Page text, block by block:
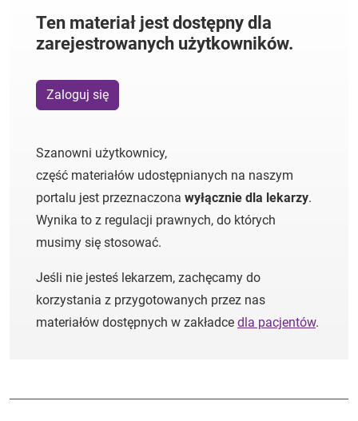
Ten materiał jest dostępny dla
zarejestrowanych użytkowników.
Zaloguj się
Szanowni użytkownicy,
część materiałów udostępnianych na naszym
portalu jest przeznaczona wyłącznie dla lekarzy.
Wynika to z regulacji prawnych, do których
musimy się stosować.
Jeśli nie jesteś lekarzem, zachęcamy do
korzystania z przygotowanych przez nas
materiałów dostępnych w zakładce dla pacjentów.